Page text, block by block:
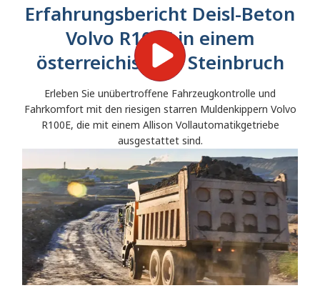
Erfahrungsbericht Deisl-Beton
Volvo R100E in einem
österreichischen Steinbruch
Erleben Sie unübertroffene Fahrzeugkontrolle und
Fahrkomfort mit den riesigen starren Muldenkippern Volvo
R100E, die mit einem Allison Vollautomatikgetriebe
ausgestattet sind.